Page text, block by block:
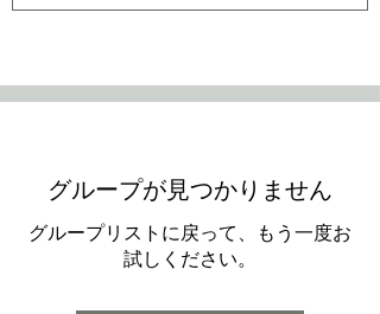
グループが見つかりません
グループリストに戻って、もう一度お
試しください。